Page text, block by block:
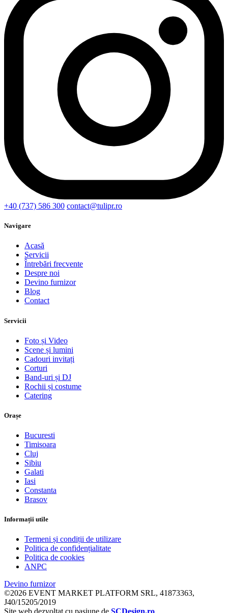
+40 (737) 586 300 contact@tulipr.ro
Navigare
Acasă
Servicii
Întrebări frecvente
Despre noi
Devino furnizor
Blog
Contact
Servicii
Foto și Video
Scene și lumini
Cadouri invitați
Corturi
Band-uri și DJ
Rochii și costume
Catering
Orașe
Bucuresti
Timisoara
Cluj
Sibiu
Galati
Iasi
Constanta
Brasov
Informații utile
Termeni și condiții de utilizare
Politica de confidențialitate
Politica de cookies
ANPC
Devino furnizor
©2026 EVENT MARKET PLATFORM SRL, 41873363,
J40/15205/2019